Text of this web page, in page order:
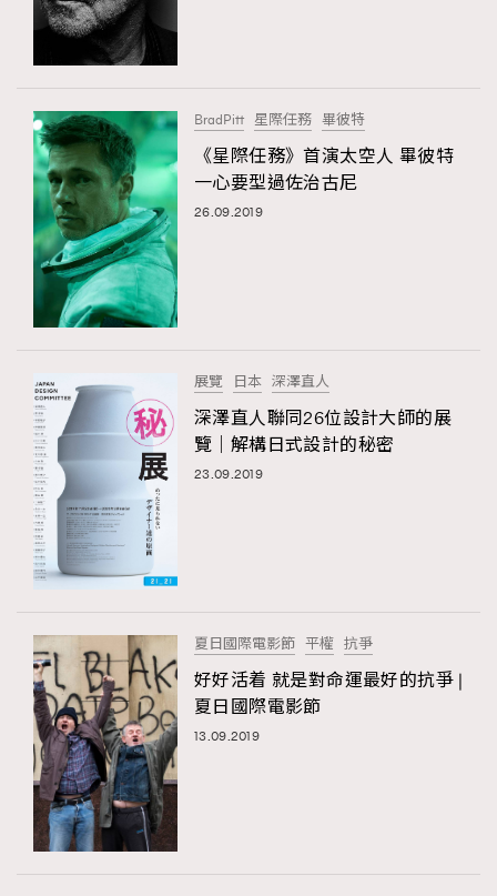
BradPitt 星際任務 畢彼特
《星際任務》首演太空人 畢彼特
一心要型過佐治古尼
26.09.2019
展覽 日本 深澤直人
深澤直人聯同26位設計大師的展
覽｜解構日式設計的秘密
23.09.2019
夏日國際電影節 平權 抗爭
好好活着 就是對命運最好的抗爭 |
夏日國際電影節
13.09.2019